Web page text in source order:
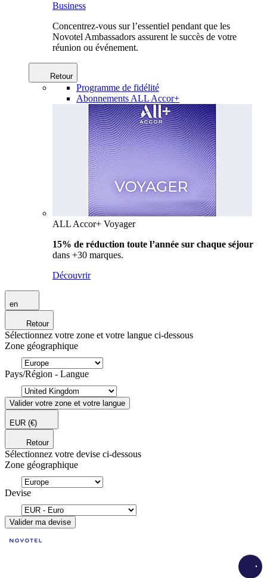
Business
Concentrez-vous sur l’essentiel pendant que les
Novotel Ambassadors assurent le succès de votre
réunion ou événement.
Retour
Programme de fidélité
Abonnements ALL Accor+
ALL Accor+ Voyager
15% de réduction toute l’année sur chaque séjour
dans +30 marques.
Découvrir
en
Retour
Sélectionnez votre zone et votre langue ci-dessous
Zone géographique
Pays/Région - Langue
Valider votre zone et votre langue
EUR (€)
Retour
Sélectionnez votre devise ci-dessous
Zone géographique
Devise
Valider ma devise